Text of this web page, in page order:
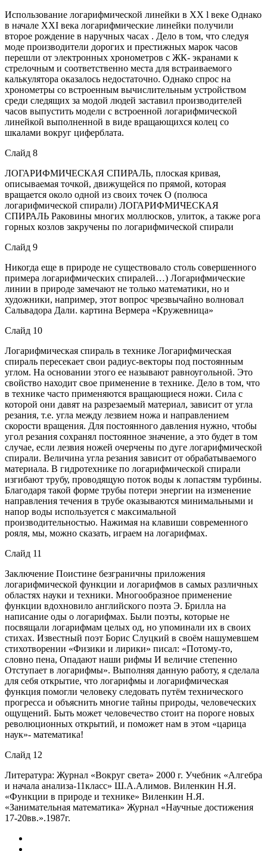
Использование логарифмической линейки в ХХ l веке Однако
в начале XXI века логарифмические линейки получили
второе рождение в наручных часах . Дело в том, что следуя
моде производители дорогих и престижных марок часов
перешли от электронных хронометров с ЖК- экранами к
стрелочным и соответственно места для встраиваемого
калькулятора оказалось недостаточно. Однако спрос на
хронометры со встроенным вычислительным устройством
среди следящих за модой людей заставил производителей
часов выпустить модели с встроенной логарифмической
линейкой выполненной в виде вращающихся колец со
шкалами вокруг циферблата.
Слайд 8
ЛОГАРИФМИЧЕСКАЯ СПИРАЛЬ, плоская кривая,
описываемая точкой, движущейся по прямой, которая
вращается около одной из своих точек О (полюса
логарифмической спирали) ЛОГАРИФМИЧЕСКАЯ
СПИРАЛЬ Раковины многих моллюсков, улиток, а также рога
горных козлов закручены по логарифмической спирали
Слайд 9
Никогда еще в природе не существовало столь совершенного
примера логарифмических спиралей…) Логарифмические
линии в природе замечают не только математики, но и
художники, например, этот вопрос чрезвычайно волновал
Сальвадора Дали. картина Вермера «Кружевница»
Слайд 10
Логарифмическая спираль в технике Логарифмическая
спираль пересекает свои радиус-векторы под постоянным
углом. На основании этого ее называют равноугольной. Это
свойство находит свое применение в технике. Дело в том, что
в технике часто применяются вращающиеся ножи. Сила с
которой они давят на разрезаемый материал, зависит от угла
резания, т.е. угла между лезвием ножа и направлением
скорости вращения. Для постоянного давления нужно, чтобы
угол резания сохранял постоянное значение, а это будет в том
случае, если лезвия ножей очерчены по дуге логарифмической
спирали. Величина угла резания зависит от обрабатываемого
материала. В гидротехнике по логарифмической спирали
изгибают трубу, проводящую поток воды к лопастям турбины.
Благодаря такой форме трубы потери энергии на изменение
направления течения в трубе оказываются минимальными и
напор воды используется с максимальной
производительностью. Нажимая на клавиши современного
рояля, мы, можно сказать, играем на логарифмах.
Слайд 11
Заключение Поистине безграничны приложения
логарифмической функции и логарифмов в самых различных
областях науки и техники. Многообразное применение
функции вдохновило английского поэта Э. Брилла на
написание оды о логарифмах. Были поэты, которые не
посвящали логарифмам целых од, но упоминали их в своих
стихах. Известный поэт Борис Слуцкий в своём нашумевшем
стихотворении «Физики и лирики» писал: «Потому-то,
словно пена, Опадают наши рифмы И величие степенно
Отступает в логарифмы». Выполняя данную работу, я сделала
для себя открытие, что логарифмы и логарифмическая
функция помогли человеку следовать путём технического
прогресса и объяснить многие тайны природы, человеческих
ощущений. Быть может человечество стоит на пороге новых
революционных открытий, и поможет нам в этом «царица
наук»- математика!
Слайд 12
Литература: Журнал «Вокруг света» 2000 г. Учебник «Алгебра
и начала анализа-11класс» Ш.А.Алимов. Виленкин Н.Я.
«Функции в природе и технике» Виленкин Н.Я.
«Занимательная математика» Журнал «Научные достижения
17-20вв.».1987г.